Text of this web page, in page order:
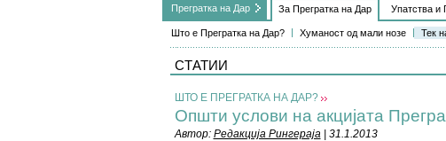
Прегратка на Дар За Прегратка на Дар
Што е Прегратка на Дар? Хуманост од мали нозе Тек
Упатства и
СТАТИИ
ШТО Е ПРЕГРАТКА НА ДАР?
Општи услови на акцијата
Автор: Редакција Рингераја| 31.1.2013